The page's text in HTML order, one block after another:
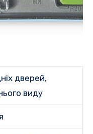
дверей,
виду